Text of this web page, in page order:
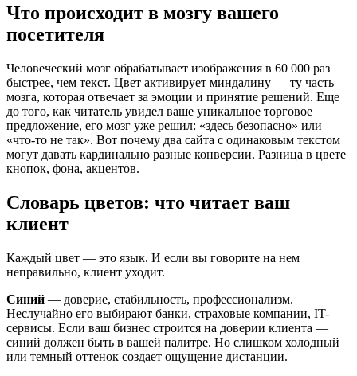
Что происходит в мозгу вашего
посетителя
Человеческий мозг обрабатывает изображения в 60 000 раз
быстрее, чем текст. Цвет активирует миндалину — ту часть
мозга, которая отвечает за эмоции и принятие решений. Еще
до того, как читатель увидел ваше уникальное торговое
предложение, его мозг уже решил: «здесь безопасно» или
«что-то не так». Вот почему два сайта с одинаковым текстом
могут давать кардинально разные конверсии. Разница в цвете
кнопок, фона, акцентов.
Словарь цветов: что читает ваш
клиент
Каждый цвет — это язык. И если вы говорите на нем
неправильно, клиент уходит.
Синий — доверие, стабильность, профессионализм.
Неслучайно его выбирают банки, страховые компании, IT-
сервисы. Если ваш бизнес строится на доверии клиента —
синий должен быть в вашей палитре. Но слишком холодный
или темный оттенок создает ощущение дистанции.